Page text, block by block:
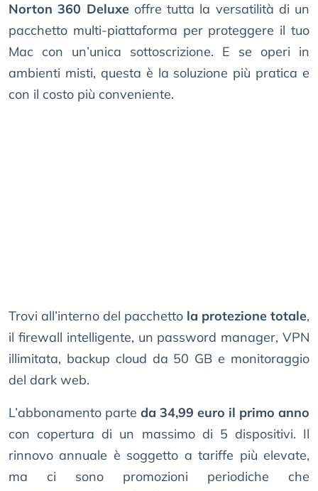
Norton 360 Deluxeoffre tutta la versatilità di un
pacchetto multi-piattaforma per proteggere il tuo
Mac con un’unica sottoscrizione. E se operi in
ambienti misti, questa è la soluzione più pratica e
con il costo più conveniente.
Trovi all’interno del pacchetto la protezione totale,
il firewall intelligente, un password manager, VPN
illimitata, backup cloud da 50 GB e monitoraggio
del dark web.
L’abbonamento parte da 34,99 euro il primo anno
con copertura di un massimo di 5 dispositivi. Il
rinnovo annuale è soggetto a tariffe più elevate,
ma ci sono promozioni periodiche che